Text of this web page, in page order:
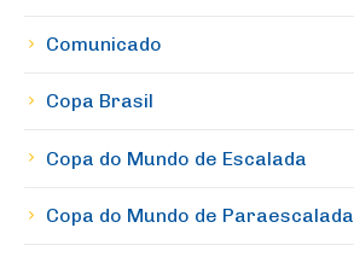
Comunicado
Copa Brasil
Copa do Mundo de Escalada
Copa do Mundo de Paraescalada